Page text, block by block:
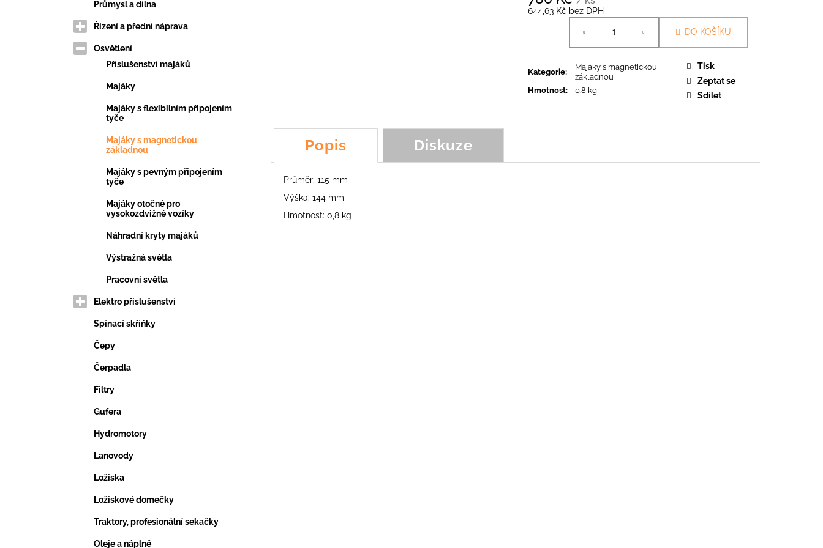
Průmysl a dílna
Řízení a přední náprava
Osvětlení
Příslušenství majáků
Majáky
Majáky s flexibilním připojením
tyče
Majáky s magnetickou
základnou
Majáky s pevným připojením
tyče
Majáky otočné pro
vysokozdvižné vozíky
Náhradní kryty majáků
Výstražná světla
Pracovní světla
Elektro příslušenství
Spínací skříňky
Čepy
Čerpadla
Filtry
Gufera
Hydromotory
Lanovody
Ložiska
Ložiskové domečky
Traktory, profesionální sekačky
Oleje a náplně
644,63 Kč bez DPH
DO KOŠÍKU
Kategorie:
Majáky s magnetickou
základnou
Hmotnost: 0.8 kg
Tisk
Zeptat se
Sdílet
Popis Diskuze
Průměr: 115 mm
Výška: 144 mm
Hmotnost: 0,8 kg
VERTIKUTAČNÍ NŮŽ
203,69 Kč
NŮŽ Y LM3, YOYO